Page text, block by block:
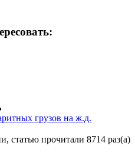
грузов на ж.д.
статью прочитали 8714 раз(а)